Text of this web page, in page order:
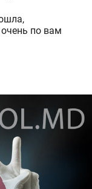
по вам